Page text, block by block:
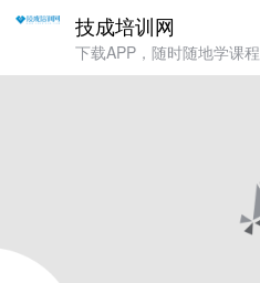
技成培训网
下载APP，随时随地学课程